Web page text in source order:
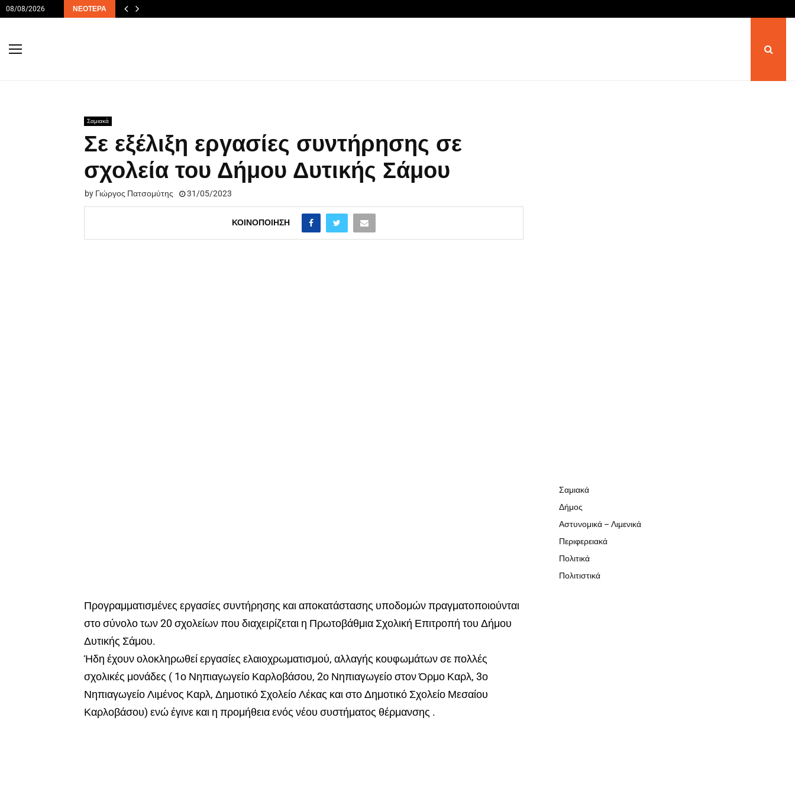
08/08/2026 ΝΕΌΤΕΡΑ
Σαμιακά
Σε εξέλιξη εργασίες συντήρησης σε
σχολεία του Δήμου Δυτικής Σάμου
by Γιώργος Πατσομύτης 31/05/2023
ΚΟΙΝΟΠΟΊΗΣΗ
Προγραμματισμένες εργασίες συντήρησης και αποκατάστασης υποδομών πραγματοποιούνται
στο σύνολο των 20 σχολείων που διαχειρίζεται η Πρωτοβάθμια Σχολική Επιτροπή του Δήμου
Δυτικής Σάμου.
Ήδη έχουν ολοκληρωθεί εργασίες ελαιοχρωματισμού, αλλαγής κουφωμάτων σε πολλές
σχολικές μονάδες ( 1ο Νηπιαγωγείο Καρλοβάσου, 2ο Νηπιαγωγείο στον Όρμο Καρλ, 3ο
Νηπιαγωγείο Λιμένος Καρλ, Δημοτικό Σχολείο Λέκας και στο Δημοτικό Σχολείο Μεσαίου
Καρλοβάσου) ενώ έγινε και η προμήθεια ενός νέου συστήματος θέρμανσης .
Σαμιακά
Δήμος
Αστυνομικά – Λιμενικά
Περιφερειακά
Πολιτικά
Πολιτιστικά